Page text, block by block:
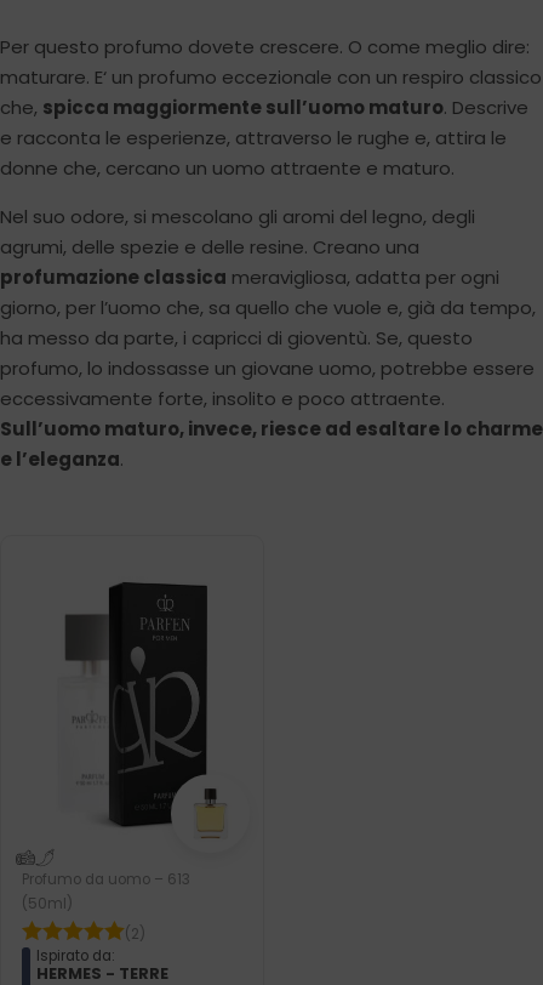
Per questo profumo dovete crescere. O come meglio dire:
maturare. E‘ un profumo eccezionale con un respiro classico
che, spicca maggiormente sull’uomo maturo. Descrive
e racconta le esperienze, attraverso le rughe e, attira le
donne che, cercano un uomo attraente e maturo.
Nel suo odore, si mescolano gli aromi del legno, degli
agrumi, delle spezie e delle resine. Creano una
profumazione classica meravigliosa, adatta per ogni
giorno, per l’uomo che, sa quello che vuole e, già da tempo,
ha messo da parte, i capricci di gioventù. Se, questo
profumo, lo indossasse un giovane uomo, potrebbe essere
eccessivamente forte, insolito e poco attraente.
Sull’uomo maturo, invece, riesce ad esaltare lo charme
e l’eleganza.
Profumo da uomo – 613
(50ml)
(2)
Ispirato da:
HERMES - TERRE